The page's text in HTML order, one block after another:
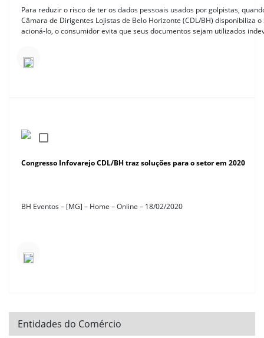
Para reduzir o risco de ter os dados pessoais usados por golpistas,
Câmara de Dirigentes Lojistas de Belo Horizonte (CDL/BH) disponibiliza
acioná-lo, o consumidor evita que seus documentos sejam utilizados
Congresso Infovarejo CDL/BH traz soluções para o setor em 2020
BH Eventos – [MG] – Home – Online – 18/02/2020
Entidades do Comércio